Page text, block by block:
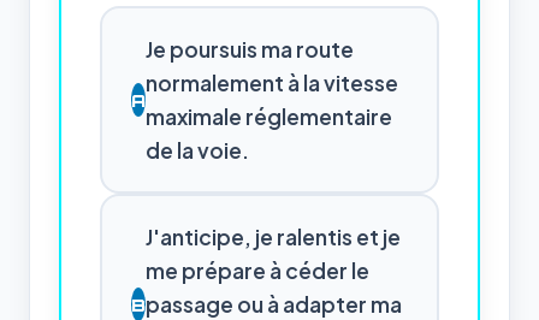
A
Je poursuis ma route
normalement à la vitesse
maximale réglementaire
de la voie.
B
J'anticipe, je ralentis et je
me prépare à céder le
passage ou à adapter ma